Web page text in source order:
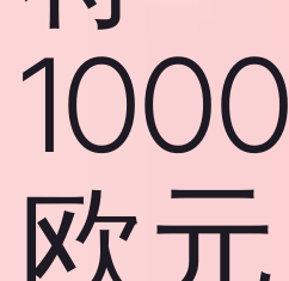
1000
欧元